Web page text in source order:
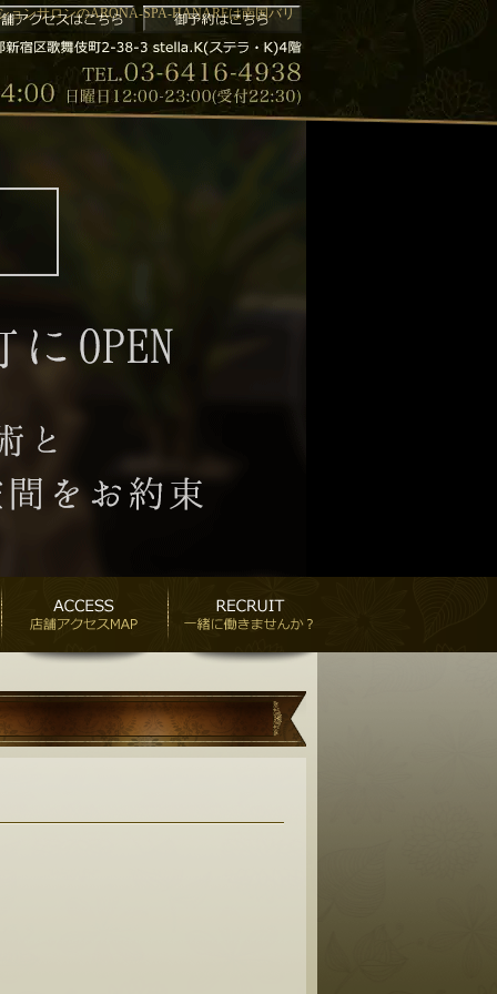
ンサロンのARONA-SPA-HANAREは南国バリ